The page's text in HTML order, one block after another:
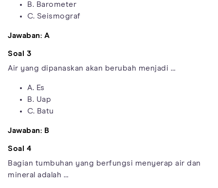
B. Barometer
C. Seismograf
Jawaban: A
Soal 3
Air yang dipanaskan akan berubah menjadi …
A. Es
B. Uap
C. Batu
Jawaban: B
Soal 4
Bagian tumbuhan yang berfungsi menyerap air dan
mineral adalah …